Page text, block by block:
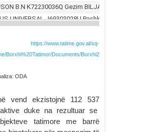
https://www.tatime.gov.al/sq-
Borxhi%20Tatimor/Documents/Borxhi2
ODA
vend ekzistojnë 112 537
duke na rezultuar se
tatimore me barrë